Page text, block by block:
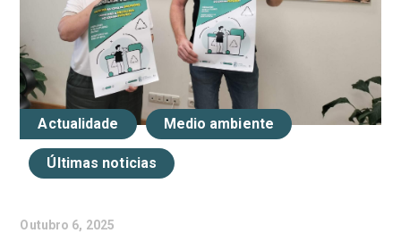
Actualidade Medio ambiente
Últimas noticias
Outubro 6, 2025